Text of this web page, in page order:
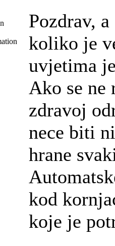
Pozdrav,
koliko je
uvjetima
Ako se ne
zdravoj
nece biti
hrane
kod
koje je